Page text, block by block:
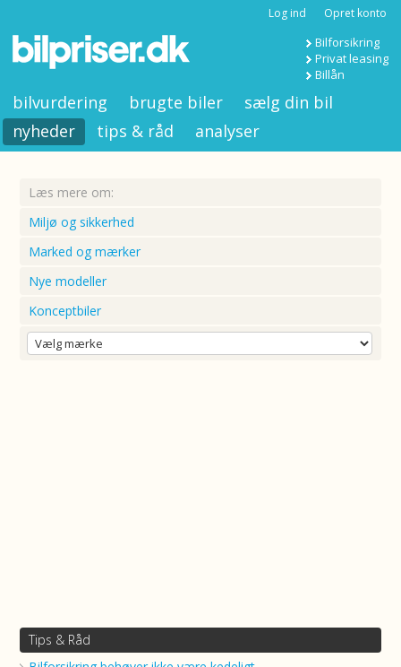
Log ind Opret konto
Bilforsikring
Privat leasing
Billån
bilvurdering brugte biler
sælg din bil
nyheder
tips & råd analyser
Læs mere om:
Miljø og sikkerhed
Marked og mærker
Nye modeller
Konceptbiler
Tips & Råd